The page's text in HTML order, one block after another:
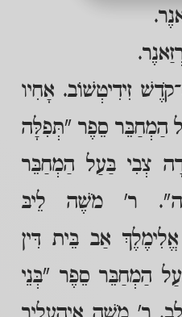
זִידִיטְשׁוֹב. אָחִיו
הַמְחַבֵּר סֵפֶר "תְּפִלָּה
צְבִי בַּעַל הַמְחַבֵּר
ר' מֹשֶׁה לֵיבּ
אַב בֵּית דִּין
הַמְחַבֵּר סֵפֶר "בְּנֵי